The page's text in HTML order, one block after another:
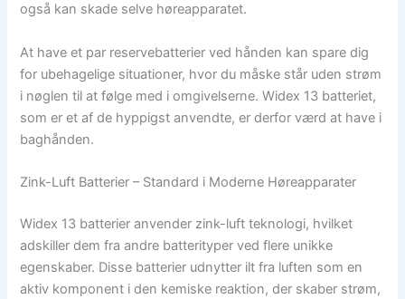
også kan skade selve høreapparatet.
At have et par reservebatterier ved hånden kan spare dig
for ubehagelige situationer, hvor du måske står uden strøm
i nøglen til at følge med i omgivelserne. Widex 13 batteriet,
som er et af de hyppigst anvendte, er derfor værd at have i
baghånden.
Zink-Luft Batterier – Standard i Moderne Høreapparater
Widex 13 batterier anvender zink-luft teknologi, hvilket
adskiller dem fra andre batterityper ved flere unikke
egenskaber. Disse batterier udnytter ilt fra luften som en
aktiv komponent i den kemiske reaktion, der skaber strøm,